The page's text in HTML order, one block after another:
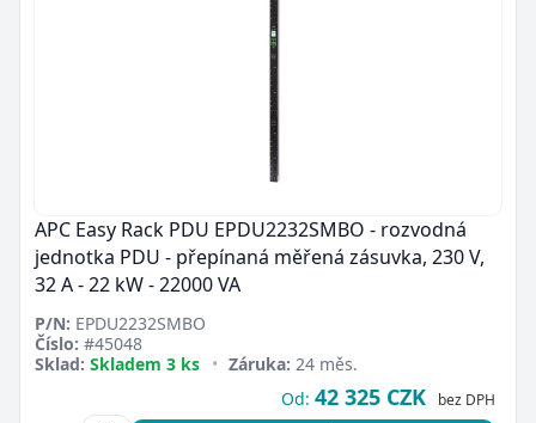
APC Easy Rack PDU EPDU2232SMBO - rozvodná
jednotka PDU - přepínaná měřená zásuvka, 230 V,
32 A - 22 kW - 22000 VA
P/N: EPDU2232SMBO
Číslo: #45048
Sklad: Skladem 3 ks • Záruka: 24 měs.
Od: 42 325 CZK bez DPH